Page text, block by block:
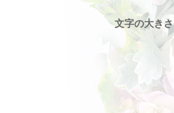
文字の大きさ